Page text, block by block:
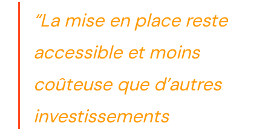
“La mise en place reste
accessible et moins
coûteuse que d’autres
investissements